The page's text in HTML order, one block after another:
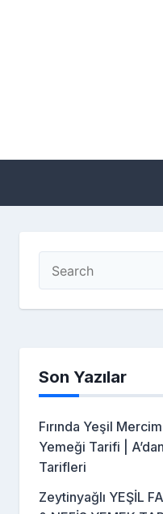
Son Yazılar
Fırında Yeşil
Yemeği Tarifi |
Tarifleri
Zeytinyağlı YEŞİL